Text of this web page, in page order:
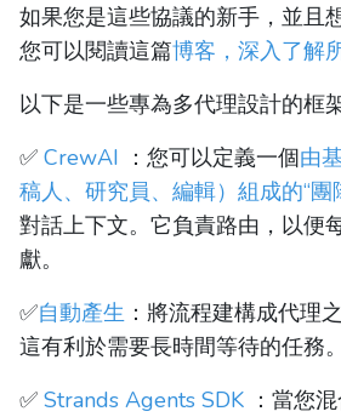
如果您是這些協議的新手，並且
您可以閱讀這篇博客，深入了解
以下是一些專為多代理設計的框
✅ CrewAI ：您可以定義一個由
稿人、研究員、編輯）組成的“團
對話上下文。它負責路由，以便
獻。
✅自動產生 ：將流程建構成代理
這有利於需要長時間等待的任務。
✅ Strands Agents SDK ：當您